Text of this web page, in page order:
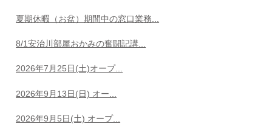
夏期休暇（お盆）期間中の窓口業務...
8/1安治川部屋おかみの奮闘記講...
2026年7月25日(土)オープ...
2026年9月13日(日) オー...
2026年9月5日(土) オープ...